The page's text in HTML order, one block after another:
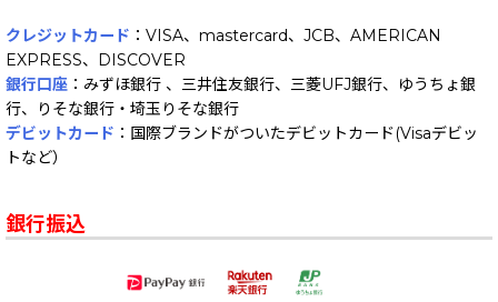
クレジットカード ：VISA、mastercard、JCB、AMERICAN
EXPRESS、DISCOVER
銀行口座 ：みずほ銀行 、三井住友銀行、三菱UFJ銀行、ゆうちょ銀
行、りそな銀行・埼玉りそな銀行
デビットカード ：国際ブランドがついたデビットカード(Visaデビッ
トなど）
銀行振込